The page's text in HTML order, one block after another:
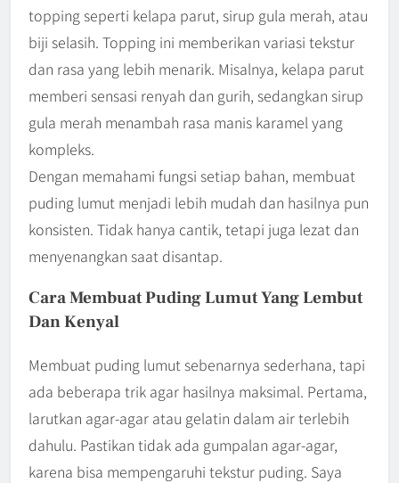
topping seperti kelapa parut, sirup gula merah, atau
biji selasih. Topping ini memberikan variasi tekstur
dan rasa yang lebih menarik. Misalnya, kelapa parut
memberi sensasi renyah dan gurih, sedangkan sirup
gula merah menambah rasa manis karamel yang
kompleks.
Dengan memahami fungsi setiap bahan, membuat
puding lumut menjadi lebih mudah dan hasilnya pun
konsisten. Tidak hanya cantik, tetapi juga lezat dan
menyenangkan saat disantap.
Cara Membuat Puding Lumut Yang Lembut
Dan Kenyal
Membuat puding lumut sebenarnya sederhana, tapi
ada beberapa trik agar hasilnya maksimal. Pertama,
larutkan agar-agar atau gelatin dalam air terlebih
dahulu. Pastikan tidak ada gumpalan agar-agar,
karena bisa mempengaruhi tekstur puding. Saya